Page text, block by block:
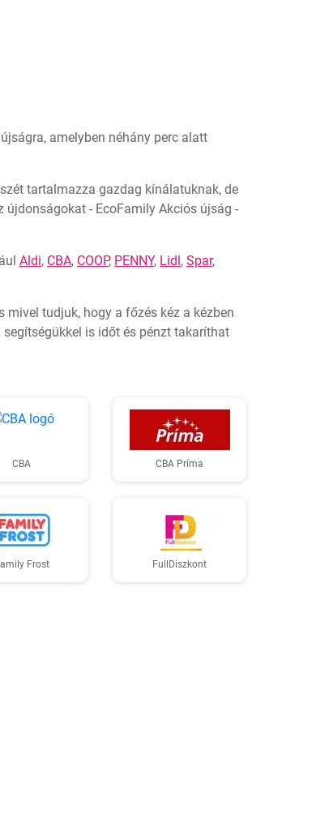
amelyben néhány perc alatt
tartalmazza gazdag kínálatuknak, de
újdonságokat - EcoFamily Akciós újság -
Aldi, CBA, COOP, PENNY, Lidl, Spar,
mivel tudjuk, hogy a főzés kéz a kézben
is időt és pénzt takaríthat
CBA CBA Príma
Frost FullDiszkont